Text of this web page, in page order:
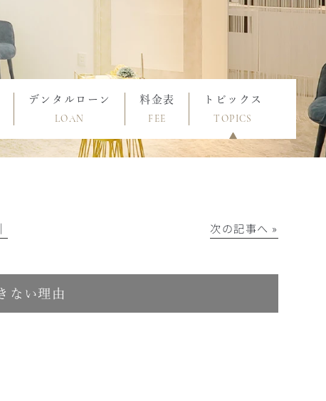
デンタルローン
LOAN
料金表
FEE
トピックス
TOPICS
次の記事へ »
ない理由